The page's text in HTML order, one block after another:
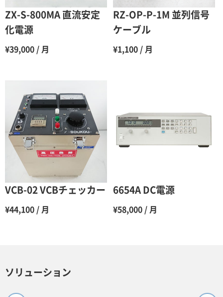
6ヶ月 65％（割引率35％）
60％（割引率 40％）
55％（割引率45％）
11ヶ月
12ヶ月 45％（割引率55％）
ZX-S-800MA 直流安定
化電源
¥39,000 / 月
RZ-OP-P-1M 並列信号
ケーブル
¥1,100 / 月
VCB-02 VCBチェッカー
¥44,100 / 月
6654A DC電源
¥58,000 / 月
ソリューション